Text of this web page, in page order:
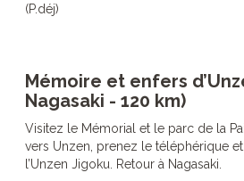
(P.déj)
Mémoire et enfers
Nagasaki - 120 km)
Visitez le Mémorial et le parc de la
vers Unzen, prenez le téléphérique
l’Unzen Jigoku. Retour à Nagasaki.